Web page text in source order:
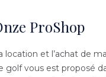
ProShop
location et l’achat de
golf vous est proposé